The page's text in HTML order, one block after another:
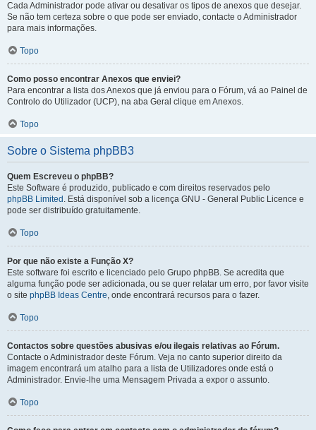
Cada Administrador pode ativar ou desativar os tipos de anexos que desejar.
Se não tem certeza sobre o que pode ser enviado, contacte o Administrador
para mais informações.
Topo
Como posso encontrar Anexos que enviei?
Para encontrar a lista dos Anexos que já enviou para o Fórum, vá ao Painel de
Controlo do Utilizador (UCP), na aba Geral clique em Anexos.
Topo
Sobre o Sistema phpBB3
Quem Escreveu o phpBB?
Este Software é produzido, publicado e com direitos reservados pelo
phpBB Limited . Está disponível sob a licença GNU - General Public Licence e
pode ser distribuído gratuitamente.
Topo
Por que não existe a Função X?
Este software foi escrito e licenciado pelo Grupo phpBB. Se acredita que
alguma função pode ser adicionada, ou se quer relatar um erro, por favor visite
o site phpBB Ideas Centre, onde encontrará recursos para o fazer.
Topo
Contactos sobre questões abusivas e/ou ilegais relativas ao Fórum.
Contacte o Administrador deste Fórum. Veja no canto superior direito da
imagem encontrará um atalho para a lista de Utilizadores onde está o
Administrador. Envie-lhe uma Mensagem Privada a expor o assunto.
Topo